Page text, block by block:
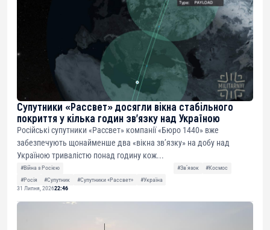
Супутники «Рассвет» досягли вікна стабільного
покриття у кілька годин зв’язку над Україною
Російські супутники «Рассвет» компанії «Бюро 1440» вже
забезпечують щонайменше два «вікна зв’язку» на добу над
Україною тривалістю понад годину кож...
#Війна з Росією #Звʼязок
#Космос
#Росія
#Супутник #Супутники «Рассвет»
#Україна
31 Липня, 202622:46